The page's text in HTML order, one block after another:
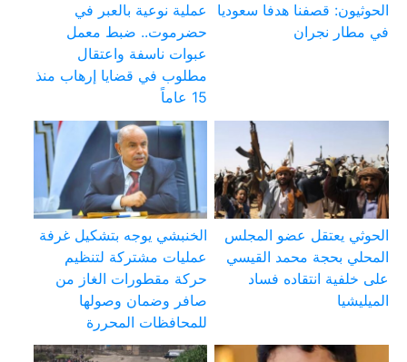
الحوثيون: قصفنا هدفا سعوديا
في مطار نجران
عملية نوعية بالعبر في
حضرموت.. ضبط معمل
عبوات ناسفة واعتقال
مطلوب في قضايا إرهاب منذ
15 عاماً
الحوثي يعتقل عضو المجلس
المحلي بحجة محمد القيسي
على خلفية انتقاده فساد
الميليشيا
الخنبشي يوجه بتشكيل غرفة
عمليات مشتركة لتنظيم
حركة مقطورات الغاز من
صافر وضمان وصولها
للمحافظات المحررة